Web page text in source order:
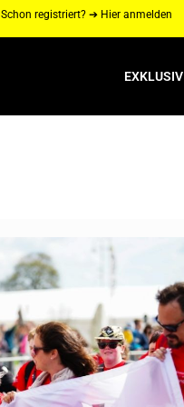
Schon registriert? ➔ Hier anmelden
EXKLUSIV